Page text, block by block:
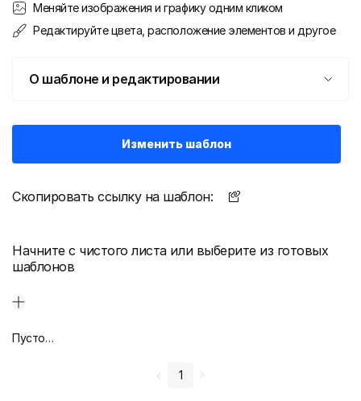
Меняйте изображения и графику одним кликом
Редактируйте цвета, расположение элементов и другое
О шаблоне и редактировании
Изменить шаблон
Скопировать ссылку на шаблон:
Начните с чистого листа или выберите из готовых
шаблонов
Пустой дизайн-макет
1